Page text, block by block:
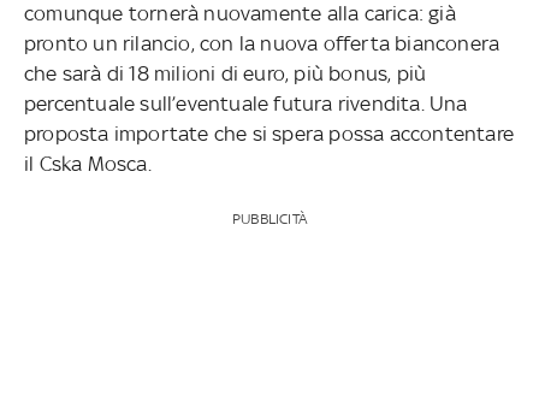
comunque tornerà nuovamente alla carica: già
pronto un rilancio, con la nuova offerta bianconera
che sarà di 18 milioni di euro, più bonus, più
percentuale sull’eventuale futura rivendita. Una
proposta importate che si spera possa accontentare
il Cska Mosca.
PUBBLICITÀ